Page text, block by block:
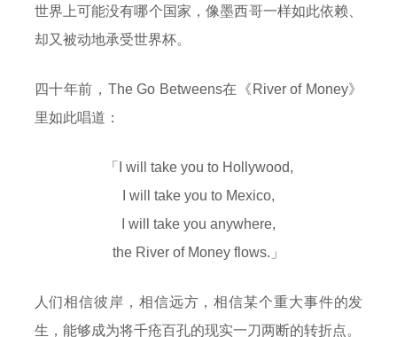
世界上可能没有哪个国家，像墨西哥一样如此依赖、
却又被动地承受世界杯。
四十年前，The Go Betweens在《River of Money》
里如此唱道：
「I will take you to Hollywood,
I will take you to Mexico,
I will take you anywhere,
the River of Money flows.」
人们相信彼岸，相信远方，相信某个重大事件的发
生，能够成为将千疮百孔的现实一刀两断的转折点。